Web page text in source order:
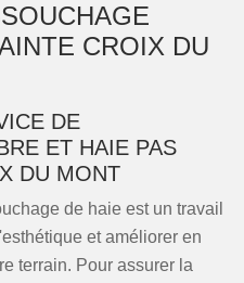
CROIX DU
DE
ET HAIE PAS
DU MONT
de haie est un travail
et améliorer en
terrain. Pour assurer la